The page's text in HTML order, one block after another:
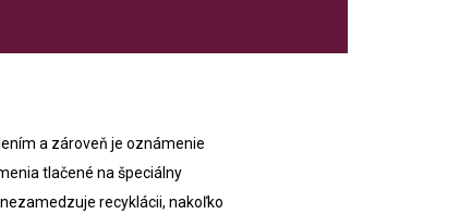
a zároveň je oznámenie
tlačené na špeciálny
recyklácii, nakoľko